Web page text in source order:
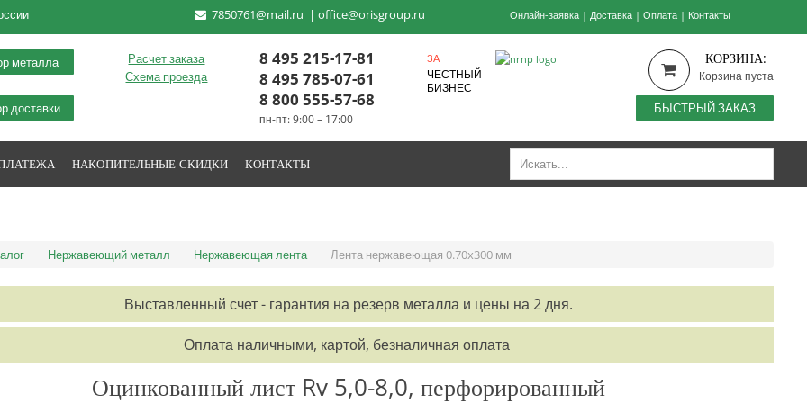
7850761@mail.ru | office@orisgroup.ru Онлайн-заявка| Доставка| Оплата| Контакты
металла
доставки
Расчет заказа
Схема проезда
8 495 215-17-81
8 495 785-07-61
8 800 555-57-68
пн-пт: 9:00 – 17:00
ЗА
ЧЕСТНЫЙ
БИЗНЕС
КОРЗИНА:
Корзина пуста
БЫСТРЫЙ ЗАКАЗ
НАКОПИТЕЛЬНЫЕ СКИДКИ КОНТАКТЫ
Нержавеющий металл Нержавеющая лента Лента нержавеющая 0.70x300 мм
Выставленный счет - гарантия на резерв металла и цены на 2 дня.
Оплата наличными, картой, безналичная оплата
Оцинкованный лист Rv 5,0-8,0, перфорированный